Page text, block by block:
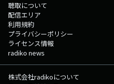
聴取について
配信エリア
利用規約
プライバシーポリシー
ライセンス情報
radiko news
株式会社radikoについて